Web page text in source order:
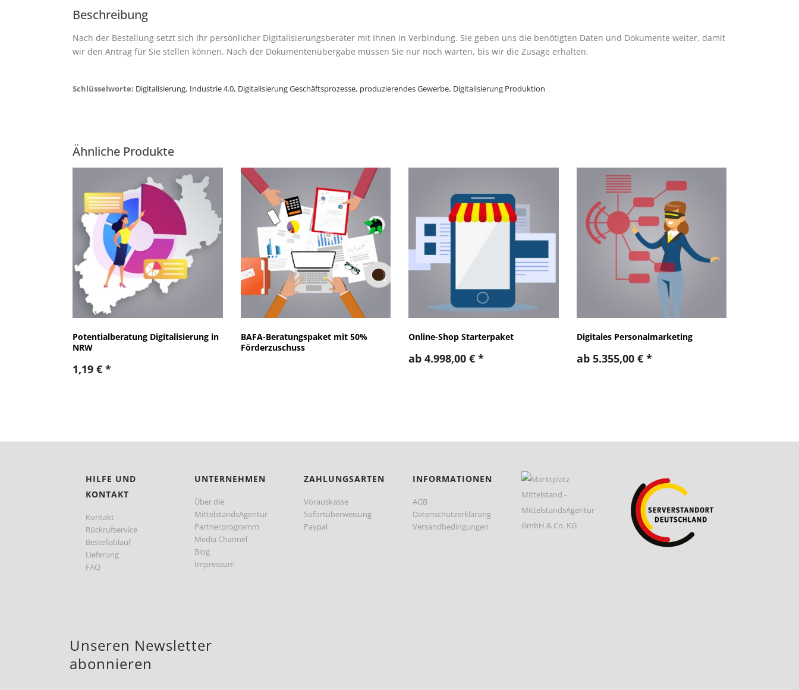
Beschreibung
Nach der Bestellung setzt sich Ihr persönlicher Digitalisierungsberater mit Ihnen in Verbindung. Sie geben uns die benötigten Daten und Dokumente weiter, damit
wir den Antrag für Sie stellen können. Nach der Dokumentenübergabe müssen Sie nur noch warten, bis wir die Zusage erhalten.
Schlüsselworte: Digitalisierung, Industrie 4.0, Digitalisierung Geschäftsprozesse, produzierendes Gewerbe, Digitalisierung Produktion
Ähnliche Produkte
Potentialberatung Digitalisierung in
NRW
1,19 € *
BAFA-Beratungspaket mit 50%
Förderzuschuss
Online-Shop Starterpaket
ab 4.998,00 € *
Digitales Personalmarketing
ab 5.355,00 €*
HILFE UND
KONTAKT
Kontakt
Rückrufservice
Bestellablauf
Lieferung
FAQ
UNTERNEHMEN
Über die
MittelstandsAgentur
Partnerprogramm
Media Channel
Blog
Impressum
ZAHLUNGSARTEN
Vorauskasse
Sofortüberweisung
Paypal
INFORMATIONEN
AGB
Datenschutzerklärung
Versandbedingungen
Unseren Newsletter
abonnieren